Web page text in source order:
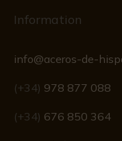
Information
info@aceros-de-
(+34) 978 877 088
(+34) 676 850 364